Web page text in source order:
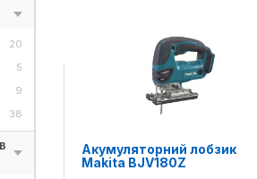
20
5
9
38
Акумуляторний лобзик
Makita BJV180Z